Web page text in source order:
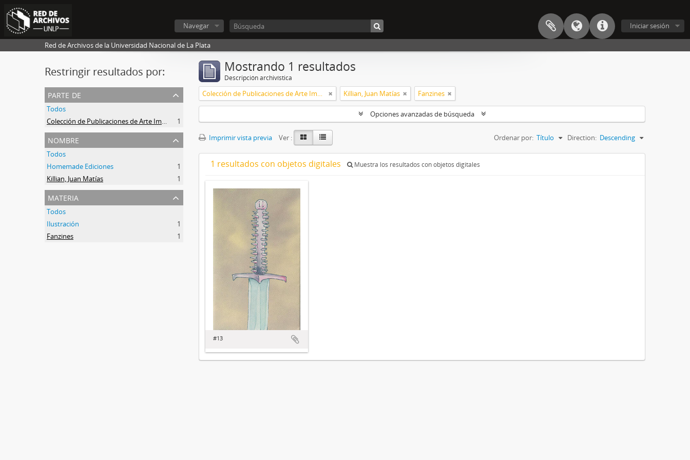
Iniciar sesión
Navegar
Red de Archivos de la Universidad Nacional de La Plata
Restringir resultados por:
parte de
Todos
Colección de Publicaciones de Arte Impreso
1
nombre
Todos
Homemade Ediciones
1
Killian, Juan Matías
1
materia
Todos
Ilustración
1
Fanzines
1
Mostrando 1 resultados
Descripción archivística
Colección de Publicaciones de Arte Impreso Killian, Juan Matías Fanzines
Opciones avanzadas de búsqueda
Imprimir vista previa Ver : Ordenar por: Título Direction: Descending
1 resultados con objetos digitales Muestra los resultados con objetos digitales
#13